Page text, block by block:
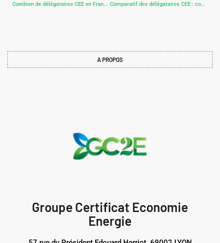
Combien de délégataires CEE en France ? Comparatif des délégataires CEE : comment choisir ?
A PROPOS
Groupe Certificat Economie
Energie